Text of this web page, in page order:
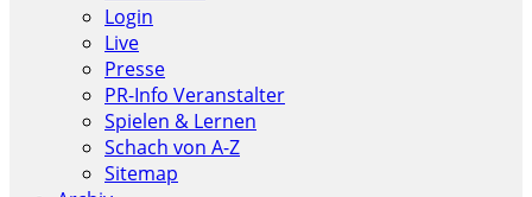
Login
Live
Presse
PR-Info Veranstalter
Spielen & Lernen
Schach von A-Z
Sitemap